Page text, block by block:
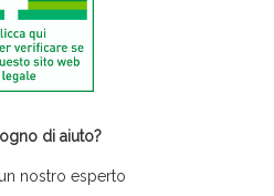
di aiuto?
nostro esperto